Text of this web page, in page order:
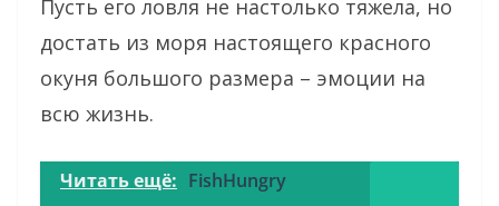
Пусть его ловля не настолько тяжела, но
достать из моря настоящего красного
окуня большого размера – эмоции на
всю жизнь.
Читать ещё: FishHungry